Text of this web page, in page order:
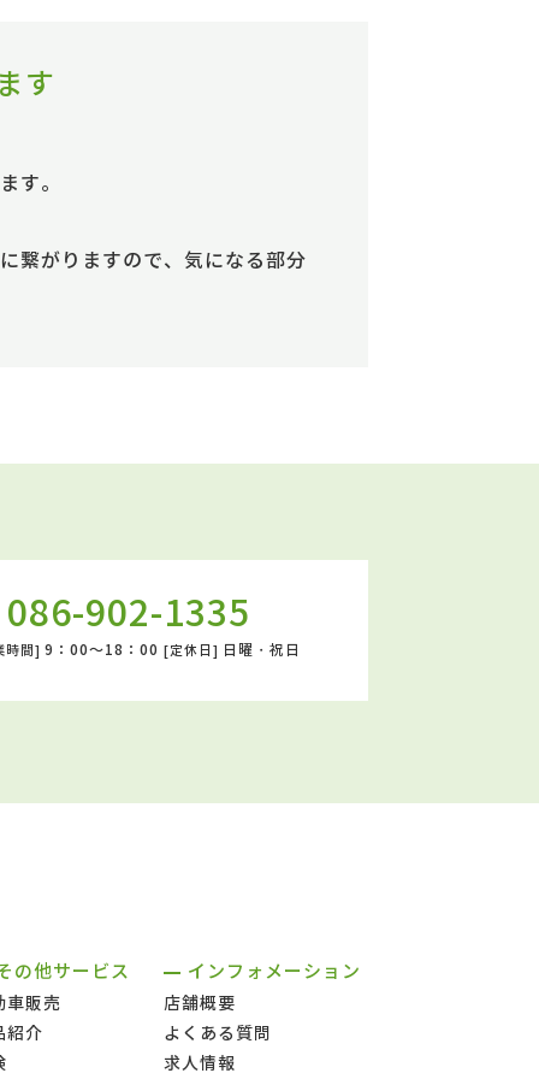
す
す。
繋がりますので、気になる部分
086-902-1335
時間] 9：00～18：00 [定休日] 日曜・祝日
の他サービス
車販売
紹介
インフォメーション
店舗概要
よくある質問
求人情報